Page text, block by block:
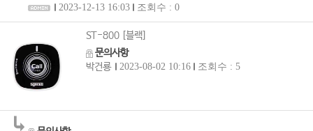
2023-12-13 16:03 조회수 : 0
ST-800 [블랙]
문의사항
박건룡
2023-08-02 10:16 조회수 : 5